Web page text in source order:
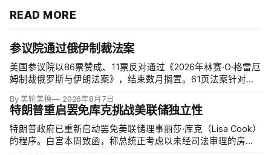
READ MORE
参议院通过俄伊制裁法案
美国参议院以86票赞成、11票反对通过《2026年林赛·O·格雷厄
姆制裁俄罗斯与伊朗法案》，结束数月搁置。61页法案针对俄
裁；同时授权对购买俄油气最多的五个国家实施定向关税，意
在切断支持俄乌战争的能源收入。
By 美轮美换 2026年8月7日
特朗普重启罢免库克挑战美联储独立性
特朗普政府已重新启动罢免美联储理事丽莎·库克（Lisa Cook）
的程序。白宫本周致函，称总统正考虑以未经司法审理的房贷